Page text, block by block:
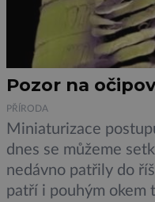
Pozor na
PŘÍRODA
Miniaturizace
dnes se můžeme
nedávno patřily do
patří i pouhým okem